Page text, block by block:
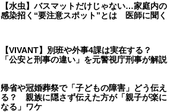
【水虫】バスマットだけじゃない…家庭内の
感染招く“要注意スポット”とは 医師に聞く
【VIVANT】別班や外事4課は実在する？
「公安と刑事の違い」を元警視庁刑事が解説
帰省や冠婚葬祭で「子どもの障害」どう伝え
る？ 親族に隠さず伝えた方が「親子が楽に
なる」ワケ